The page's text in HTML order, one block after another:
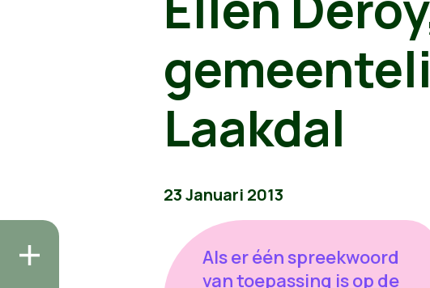
Laakdal
23 Januari 2013
Als er één spreekwoord
van toepassing is op de